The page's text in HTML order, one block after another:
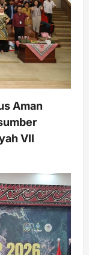
Aman
VII